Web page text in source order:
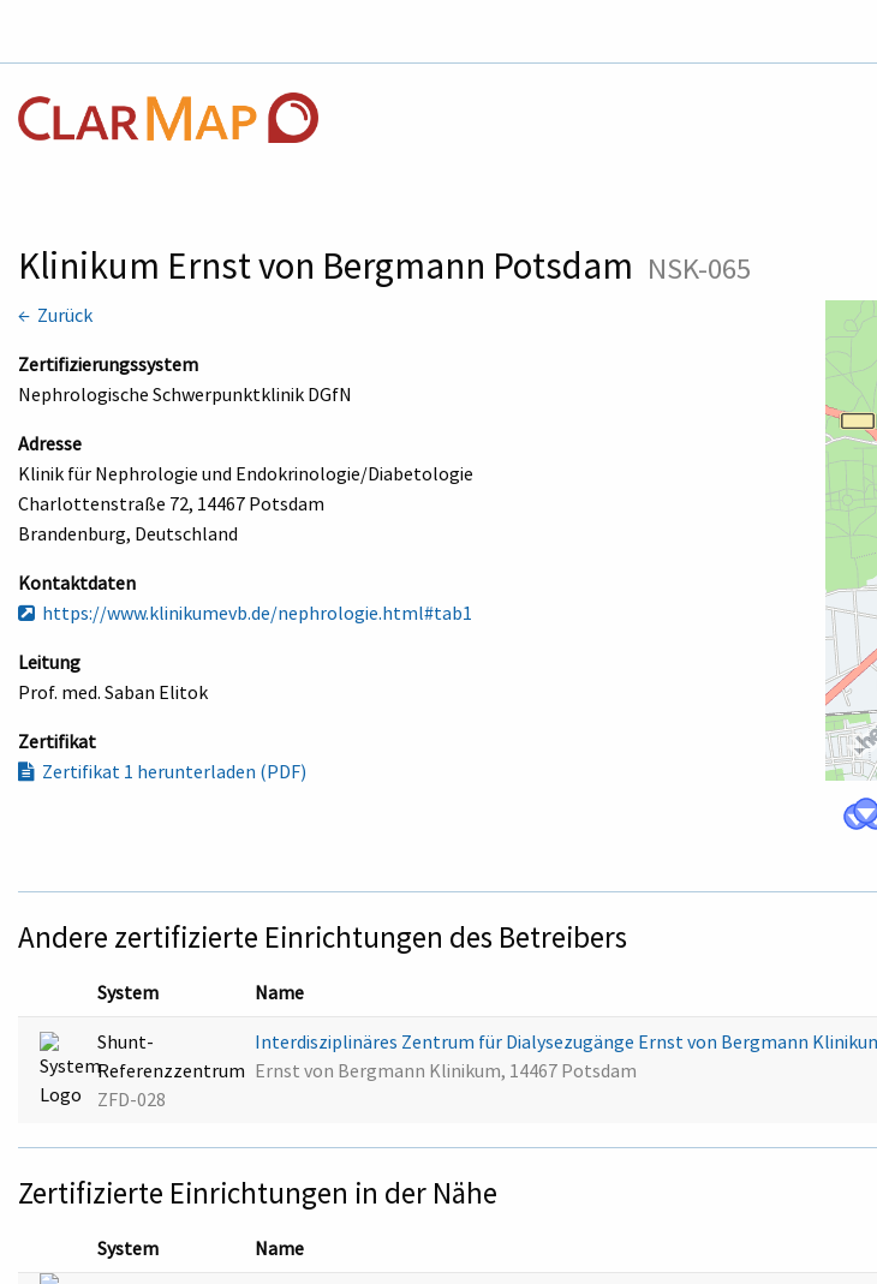
Klinikum Ernst von Bergmann Potsdam NSK-065
← Zurück
Zertifizierungssystem
Nephrologische Schwerpunktklinik DGfN
Adresse
Klinik für Nephrologie und Endokrinologie/Diabetologie
Charlottenstraße 72, 14467 Potsdam
Brandenburg, Deutschland
Kontaktdaten
https://www.klinikumevb.de/nephrologie.html#tab1
Leitung
Prof. med. Saban Elitok
Zertifikat
Zertifikat 1 herunterladen (PDF)
Andere zertifizierte Einrichtungen des Betreibers
System Name
Shunt-
Referenzzentrum
ZFD-028
Interdisziplinäres Zentrum für Dialysezugänge Ernst von Bergmann
Ernst von Bergmann Klinikum, 14467 Potsdam
Zertifizierte Einrichtungen in der Nähe
System Name